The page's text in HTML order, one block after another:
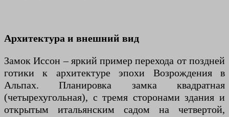
Архитектура и внешний вид
Замок Иссон – яркий пример перехода от поздней
готики к архитектуре эпохи Возрождения в
Альпах. Планировка замка квадратная
(четырехугольная), с тремя сторонами здания и
открытым итальянским садом на четвертой,